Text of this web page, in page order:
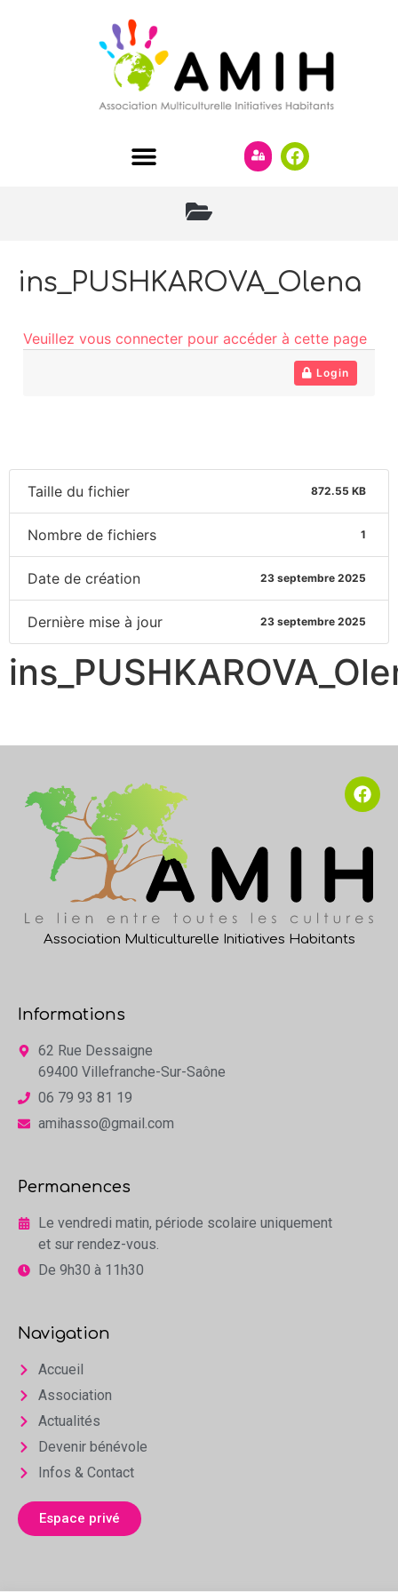
ins_PUSHKAROVA_Olena
Veuillez vous connecter pour accéder à cette page
Login
Taille du fichier 872.55 KB
Nombre de fichiers 1
Date de création 23 septembre 2025
Dernière mise à jour 23 septembre 2025
Association Multiculturelle Initiatives Habitants
Informations
62 Rue Dessaigne
69400 Villefranche-Sur-Saône
06 79 93 81 19
amihasso@gmail.com
Permanences
Le vendredi matin, période scolaire uniquement
et sur rendez-vous.
De 9h30 à 11h30
Navigation
Accueil
Association
Actualités
Devenir bénévole
Infos & Contact
Espace privé